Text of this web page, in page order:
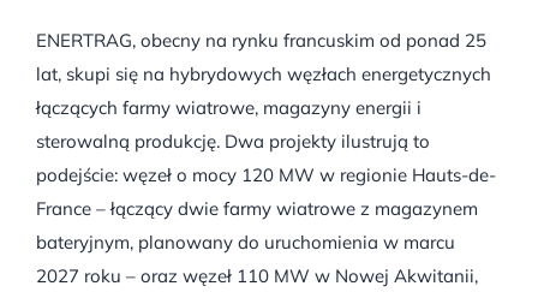
ENERTRAG, obecny na rynku francuskim od ponad 25
lat, skupi się na hybrydowych węzłach energetycznych
łączących farmy wiatrowe, magazyny energii i
sterowalną produkcję. Dwa projekty ilustrują to
podejście: węzeł o mocy 120 MW w regionie Hauts-de-
France – łączący dwie farmy wiatrowe z magazynem
bateryjnym, planowany do uruchomienia w marcu
2027 roku – oraz węzeł 110 MW w Nowej Akwitanii,